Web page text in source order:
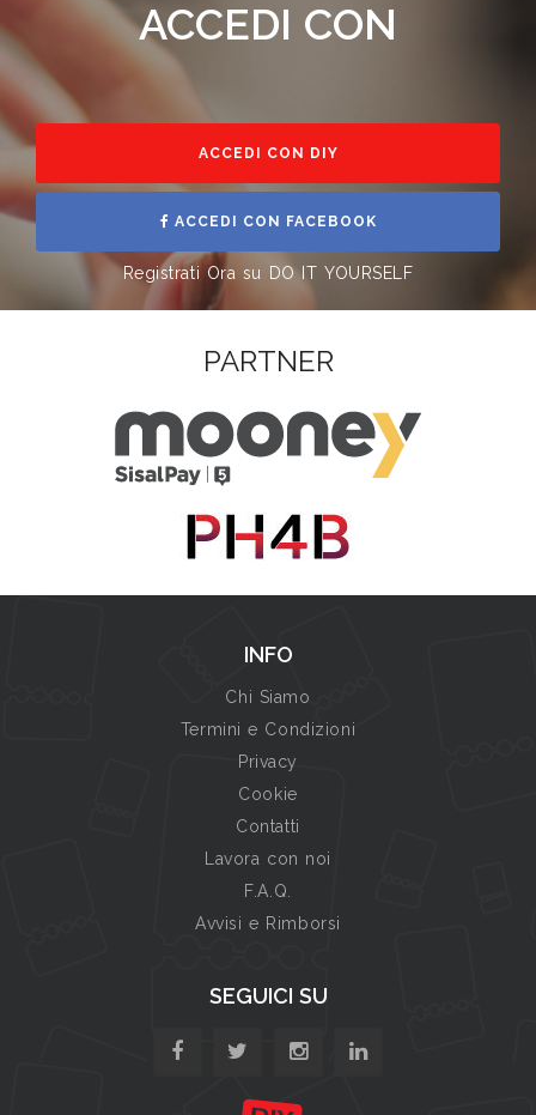
ACCEDI CON
ACCEDI CON DIY
ACCEDI CON FACEBOOK
Registrati Ora su DO IT YOURSELF
PARTNER
INFO
Chi Siamo
Termini e Condizioni
Privacy
Cookie
Contatti
Lavora con noi
F.A.Q.
Avvisi e Rimborsi
SEGUICI SU